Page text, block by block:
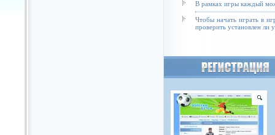
В рамках игры каждый
Чтобы начать играть в
проверить установлен ли